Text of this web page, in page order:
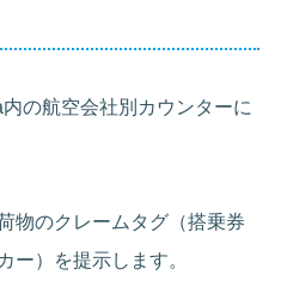
の航空会社別カウンターに
物のクレームタグ（搭乗券
ー）を提示します。